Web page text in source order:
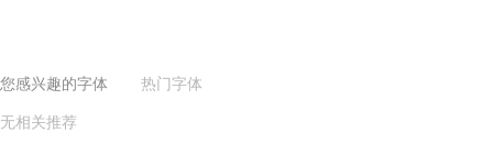
您感兴趣的字体 热门字体
无相关推荐
义启庆国体